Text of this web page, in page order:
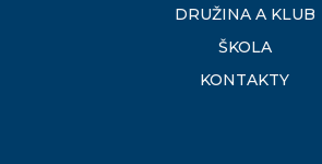
DRUŽINA A KLUB
ŠKOLA
KONTAKTY